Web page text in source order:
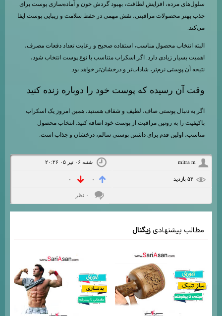
سلول‌های مرده، افزایش لطافت، بهبود گردش خون و آماده‌سازی پوست برای
جذب بهتر محصولات مراقبتی، نقش مهمی در حفظ سلامت و زیبایی پوست ایفا
می‌کند.
البته انتخاب محصول مناسب، استفاده صحیح و رعایت تعداد دفعات مصرف،
اهمیت بسیار زیادی دارد. اگر اسکراب متناسب با نوع پوست انتخاب شود،
نتیجه آن پوستی نرم‌تر، شاداب‌تر و درخشان‌تر خواهد بود.
وقت آن رسیده که پوست خود را دوباره زنده کنید
اگر به دنبال پوستی صاف، لطیف و شفاف هستید، همین امروز یک اسکراب
باکیفیت را به روتین مراقبت از پوست خود اضافه کنید. انتخاب محصول
مناسب، اولین قدم برای داشتن پوستی سالم، درخشان و جذاب است.
mitra m شنبه ۰۶ تیر ۰۵ ۲۰:۲۶
۵۳ بازديد ۰ ۰
۰ نظر